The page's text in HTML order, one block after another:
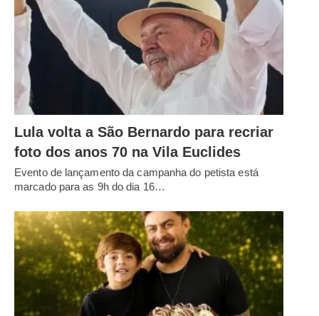
Lula volta a São Bernardo para recriar
foto dos anos 70 na Vila Euclides
Evento de lançamento da campanha do petista está
marcado para as 9h do dia 16…